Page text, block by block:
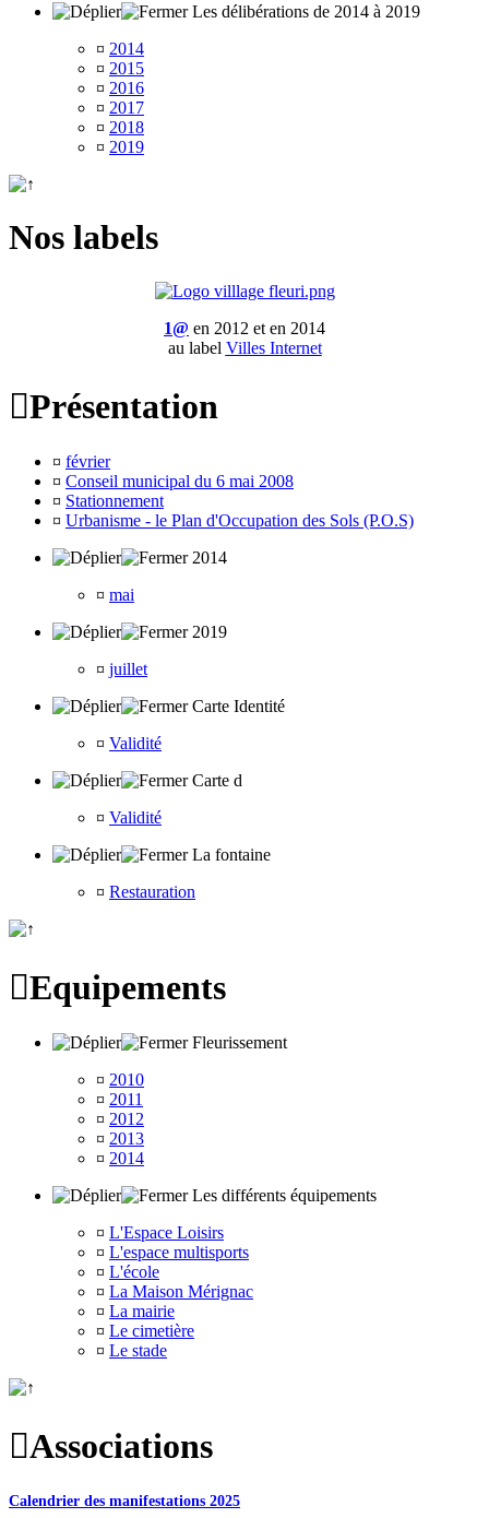
Les délibérations de 2014 à 2019
¤ 2014
¤ 2015
¤ 2016
¤ 2017
¤ 2018
¤ 2019
Nos labels
1@ en 2012 et en 2014
au label Villes Internet
Présentation
¤ février
¤ Conseil municipal du 6 mai 2008
¤ Stationnement
¤ Urbanisme - le Plan d'Occupation des Sols (P.O.S)
2014
¤ mai
2019
¤ juillet
Carte Identité
¤ Validité
Carte d
¤ Validité
La fontaine
¤ Restauration
Equipements
Fleurissement
¤ 2010
¤ 2011
¤ 2012
¤ 2013
¤ 2014
Les différents équipements
¤ L'Espace Loisirs
¤ L'espace multisports
¤ L'école
¤ La Maison Mérignac
¤ La mairie
¤ Le cimetière
¤ Le stade
Associations
Calendrier des manifestations 2025